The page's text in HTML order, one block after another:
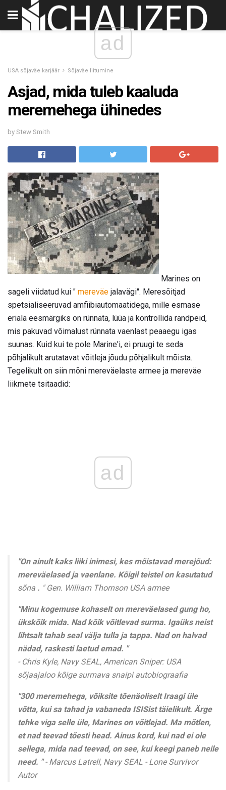
ad
USA sõjaväe karjäär Sõjaväe liitumine
Asjad, mida tuleb kaaluda
meremehega ühinedes
by Stew Smith
Marines on
sageli viidatud kui " mereväe jalavägi". Meresõitjad
spetsialiseeruvad amfiibiautomaatidega, mille esmase
eriala eesmärgiks on rünnata, lüüa ja kontrollida randpeid,
mis pakuvad võimalust rünnata vaenlast peaaegu igas
suunas. Kuid kui te pole Marine'i, ei pruugi te seda
põhjalikult arutatavat võitleja jõudu põhjalikult mõista.
Tegelikult on siin mõni mereväelaste armee ja mereväe
liikmete tsitaadid:
ad
"On ainult kaks liiki inimesi, kes mõistavad merejõud:
mereväelased ja vaenlane. Kõigil teistel on kasutatud
sõna . " Gen. William Thornson USA armee
"Minu kogemuse kohaselt on mereväelased gung ho,
ükskõik mida. Nad kõik võitlevad surma. Igaüks neist
lihtsalt tahab seal välja tulla ja tappa. Nad on halvad
nädad, raskesti laetud emad. "
- Chris Kyle, Navy SEAL, American Sniper: USA
sõjaajaloo kõige surmava snaipi autobiograafia
"300 meremehega, võiksite tõenäoliselt Iraagi üle
võtta, kui sa tahad ja vabaneda ISISist täielikult. Ärge
tehke viga selle üle, Marines on võitlejad. Ma mõtlen,
et nad teevad tõesti head. Ainus kord, kui nad ei ole
sellega, mida nad teevad, on see, kui keegi paneb neile
need. "- Marcus Latrell, Navy SEAL - Lone Survivor
Autor